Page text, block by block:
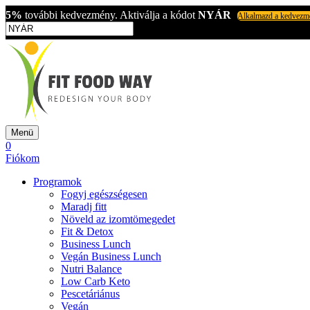
5% további kedvezmény. Aktiválja a kódot NYÁR Alkalmazd a
Menü
0
Fiókom
Programok
Fogyj egészségesen
Maradj fitt
Növeld az izomtömegedet
Fit & Detox
Business Lunch
Vegán Business Lunch
Nutri Balance
Low Carb Keto
Pescetáriánus
Vegán